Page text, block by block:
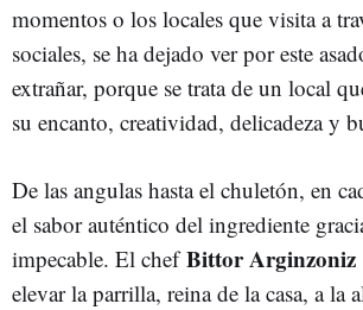
momentos o los locales que visita a
sociales, se ha dejado ver por este
extrañar, porque se trata de un local
su encanto, creatividad, delicadeza y
De las angulas hasta el chuletón, en
el sabor auténtico del ingrediente
impecable. El chefBittor Arginzoniz
elevar la parrilla, reina de la casa, a la